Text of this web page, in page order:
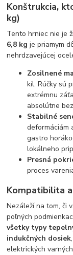
Konštrukcia,
kg)
Tento hrniec nie je
6,8 kg je priamym
nehrdzavejúcej
Zosilnené
kíl. Rúčky sú
extrémnu
absolútne
Stabilné
deformáciám
gastro
lokálneho
Presná
proces
Kompatibilita
Nezáleží na tom, či
poľných
všetky typy
indukčných dosiek
elektrických